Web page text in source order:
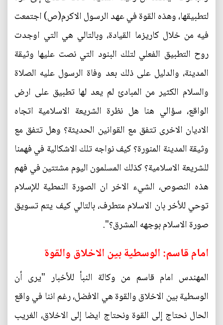
لتطبيقها، وهذه القوة في عهد الرسول الاكرم(ص) اجتمعت
فيه من خلال كاريزما القيادة، وبالتالي هي التي اوجدت
روح التطبيق الفعلي لتلك البنود التي نصت عليها وثيقة
المدينة، والدليل على ذلك بعد وفاة الرسول عليه الصلاة
والسلام الكثير من المبادئ لم يعد لها تطبيق على ارض
الواقع، سؤالي هنا هل نظرة الشريعة الاسلامية اتجاه
الاديان الاخرى تتفق مع القوانين الحديثة؟ وهل تتفق مع
وثيقة المدينة المنورة؟ كيف نواجه تلك الاشكالية في فهمنا
للشريعة الاسلامية؟ كذلك المسلمون اليوم مشتتين في فهم
هذه النصوص، الشيء الاخر ان الصورة النمطية للإسلام
توحي للأخر بان الاسلام متطرف، بالتالي كيف يتم تسويق
صورة الاسلام بوجهه المشرق؟".
امام قاسم: الوسطية بين الاخلاق والقوة
المهندس امام قاسم من وكالة النبأ للأخبار "يرى أن
الوسطية بين الاخلاق والقوة هي الافضل، رغم اننا في واقع
الحال نحتاج إلى القوة ونحتاج ايضا إلى الاخلاق، الغريب